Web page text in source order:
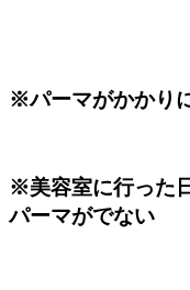
※パーマがかかり
※美容室に行った
パーマがでない